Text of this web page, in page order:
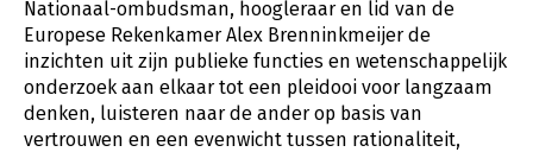
Nationaal-ombudsman, hoogleraar en lid van de
Europese Rekenkamer Alex Brenninkmeijer de
inzichten uit zijn publieke functies en wetenschappelijk
onderzoek aan elkaar tot een pleidooi voor langzaam
denken, luisteren naar de ander op basis van
vertrouwen en een evenwicht tussen rationaliteit,